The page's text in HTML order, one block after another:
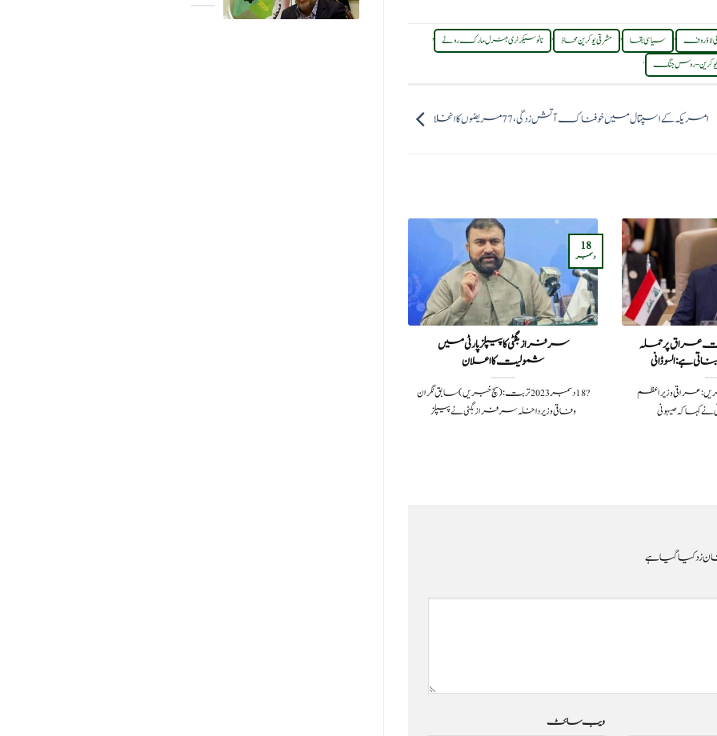
لاؤروف , سیاسی بقا , مشرقی یوکرین محاذ , ناٹو سیکرٹری جنرل مارک روٹے ,
یوکرین-روس جنگ .
امریکہ کے اسپتال میں خوفناک آتش‌زدگی،77 مریضوں کا انخلا
عراق پر حملہ
ہے: السوڈانی
2024سچ خبریں: عراقی وزیر اعظم
نے کہا کہ صیہونی
سرفراز بگٹی کا پیپلز پارٹی میں
شمولیت کا اعلان
?️ 18 دسمبر 2023تربت: (سچ خبریں) سابق نگران
وفاقی وزیر داخلہ سرفراز بگٹی نے پیپلز
18
دسمبر
زد کیا گیا ہے
ویب‌ سائٹ